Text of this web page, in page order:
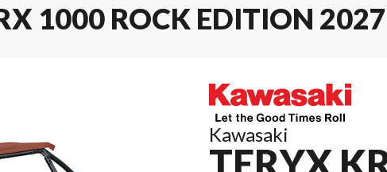
1000 ROCK EDITION 2027
Kawasaki
TERYX